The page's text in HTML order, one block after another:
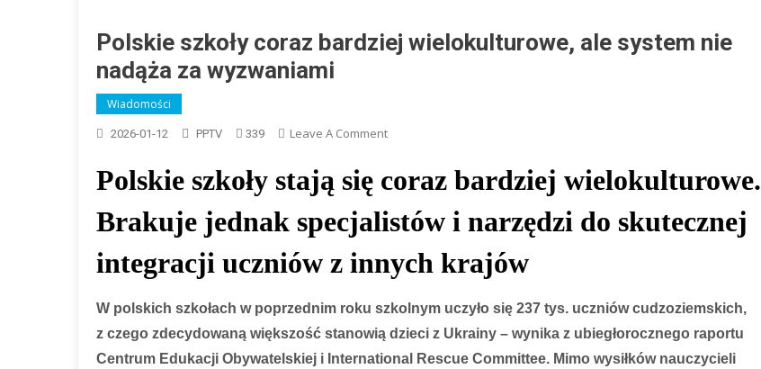
Polskie szkoły coraz bardziej wielokulturowe, ale system nie
nadąża za wyzwaniami
Wiadomości
2026-01-12 PPTV 339 Leave A CommentOn
Szkoły
Coraz
Bardziej
Wielokulturowe,
Ale
System
Nadąża
Za
Wyzwaniami
Polskie szkoły stają się coraz bardziej wielokulturowe.
Brakuje jednak specjalistów i narzędzi do skutecznej
integracji uczniów z innych krajów
W polskich szkołach w poprzednim roku szkolnym uczyło się 237 tys. uczniów cudzoziemskich,
z czego zdecydowaną większość stanowią dzieci z Ukrainy – wynika z ubiegłorocznego raportu
Centrum Edukacji Obywatelskiej i International Rescue Committee. Mimo wysiłków nauczycieli